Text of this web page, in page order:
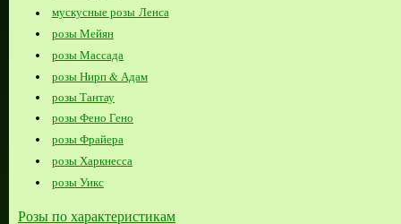
мускусные розы Ленса
розы Мейян
розы Массада
розы Нирп & Адам
розы Тантау
розы Фено Гено
розы Фрайера
розы Харкнесса
розы Уикс
Розы по характеристикам